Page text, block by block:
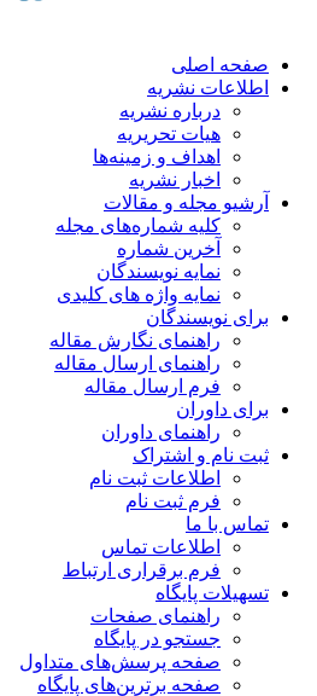
صفحه اصلی
اطلاعات نشریه
درباره نشریه
هیات تحریریه
اهداف و زمینه‌ها
اخبار نشریه
آرشیو مجله و مقالات
کلیه شماره‌های مجله
آخرین شماره
نمایه نویسندگان
نمایه واژه های کلیدی
برای نویسندگان
راهنمای نگارش مقاله
راهنمای ارسال مقاله
فرم ارسال مقاله
برای داوران
راهنمای داوران
ثبت نام و اشتراک
اطلاعات ثبت نام
فرم ثبت نام
تماس با ما
اطلاعات تماس
فرم برقراری ارتباط
تسهیلات پایگاه
راهنمای صفحات
جستجو در پایگاه
صفحه پرسش‌های متداول
صفحه برترین‌های پایگاه